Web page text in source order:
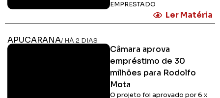
EMPRESTADO
Ler Matéria
APUCARANA/ HÁ 2 DIAS
Câmara aprova
empréstimo de 30
milhões para Rodolfo
Mota
O projeto foi aprovado por 6 x